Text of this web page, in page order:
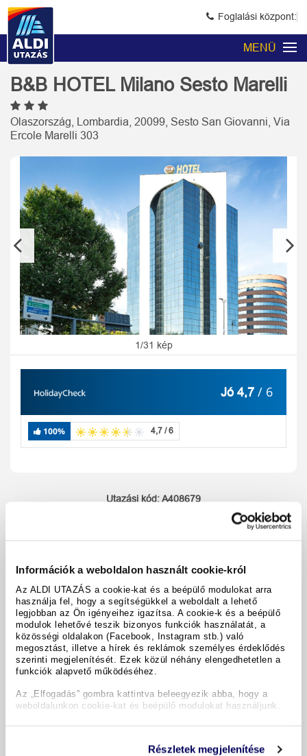
Információk a weboldalon használt cookie-król
Az ALDI UTAZÁS a cookie-kat és a beépülő modulokat arra
használja fel, hogy a segítségükkel a weboldalt a lehető
legjobban az Ön igényeihez igazítsa. A cookie-k és a beépülő
modulok lehetővé teszik bizonyos funkciók használatát, a
közösségi oldalakon (Facebook, Instagram stb.) való
megosztást, illetve a hírek és reklámok személyes érdeklődés
szerinti megjelenítését. Ezek közül néhány elengedhetetlen a
funkciók alapvető működéséhez.
Az „Elfogadás” gombra kattintva beleegyezik abba, hogy a
weboldalunkon cookie-kat és beépülő modulokat használjunk.
Részletek megjelenítése
Foglalási központ:
MENÜ
B&B HOTEL Milano Sesto Marelli
Olaszország, Lombardia, 20099, Sesto San Giovanni, Via
Ercole Marelli 303
Previous
1/31 kép
Jó 4,7 / 6
100% 4,7 / 6
Utazási kód:A408679
megosztás
Felszereltség és tények
A hotel részletei
Időpontok & árak
Copyright GIATA 2004 - 2026. Multilingual, powered by